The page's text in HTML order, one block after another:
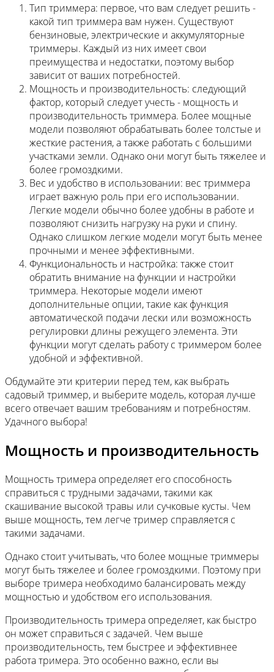
Тип триммера: первое, что вам следует решить -
какой тип триммера вам нужен. Существуют
бензиновые, электрические и аккумуляторные
триммеры. Каждый из них имеет свои
преимущества и недостатки, поэтому выбор
зависит от ваших потребностей.
Мощность и производительность: следующий
фактор, который следует учесть - мощность и
производительность триммера. Более мощные
модели позволяют обрабатывать более толстые и
жесткие растения, а также работать с большими
участками земли. Однако они могут быть тяжелее и
более громоздкими.
Вес и удобство в использовании: вес триммера
играет важную роль при его использовании.
Легкие модели обычно более удобны в работе и
позволяют снизить нагрузку на руки и спину.
Однако слишком легкие модели могут быть менее
прочными и менее эффективными.
Функциональность и настройка: также стоит
обратить внимание на функции и настройки
триммера. Некоторые модели имеют
дополнительные опции, такие как функция
автоматической подачи лески или возможность
регулировки длины режущего элемента. Эти
функции могут сделать работу с триммером более
удобной и эффективной.
Обдумайте эти критерии перед тем, как выбрать
садовый триммер, и выберите модель, которая лучше
всего отвечает вашим требованиям и потребностям.
Удачного выбора!
Мощность и производительность
Мощность тримера определяет его способность
справиться с трудными задачами, такими как
скашивание высокой травы или сучковые кусты. Чем
выше мощность, тем легче тример справляется с
такими задачами.
Однако стоит учитывать, что более мощные триммеры
могут быть тяжелее и более громоздкими. Поэтому при
выборе тримера необходимо балансировать между
мощностью и удобством его использования.
Производительность тримера определяет, как быстро
он может справиться с задачей. Чем выше
производительность, тем быстрее и эффективнее
работа тримера. Это особенно важно, если вы